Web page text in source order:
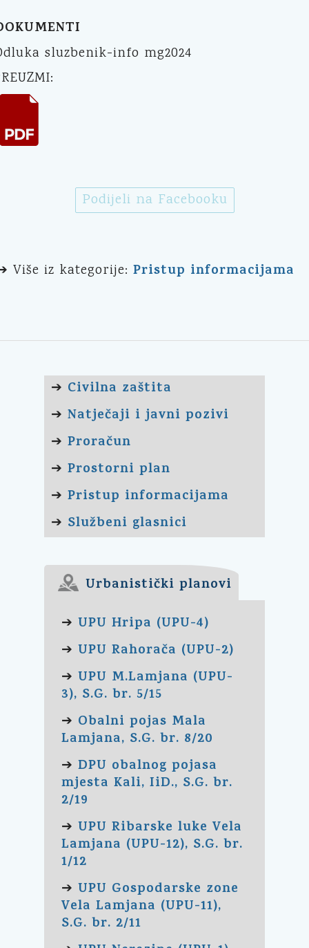
sluzbenik-info mg2024
Podijeli na Facebooku
Više iz kategorije: Pristup informacijama
➔ Civilna zaštita
➔ Natječaji i javni pozivi
➔ Proračun
➔ Prostorni plan
➔ Pristup informacijama
➔ Službeni glasnici
Urbanistički planovi
➔ UPU Hripa (UPU-4)
➔ UPU Rahorača (UPU-2)
➔ UPU M.Lamjana (UPU-
3), S.G. br. 5/15
➔ Obalni pojas Mala
Lamjana, S.G. br. 8/20
➔ DPU obalnog pojasa
mjesta Kali, IiD., S.G. br.
2/19
➔ UPU Ribarske luke Vela
Lamjana (UPU-12), S.G. br.
1/12
➔ UPU Gospodarske zone
Vela Lamjana (UPU-11),
S.G. br. 2/11